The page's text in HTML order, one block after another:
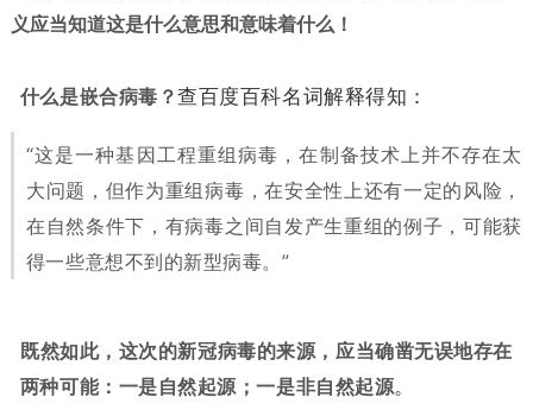
义应当知道这是什么意思和意味着什么！
什么是嵌合病毒？查百度百科名词解释得知：
“这是一种基因工程重组病毒，在制备技术上并不存在太
大问题，但作为重组病毒，在安全性上还有一定的风险，
在自然条件下，有病毒之间自发产生重组的例子，可能获
得一些意想不到的新型病毒。”
既然如此，这次的新冠病毒的来源，应当确凿无误地存在
两种可能：一是自然起源；一是非自然起源。